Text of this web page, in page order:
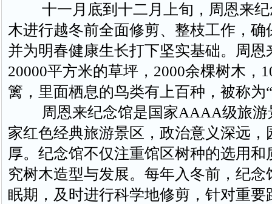
十一月底到十二月上旬，周恩来纪
木进行越冬前全面修剪、整枝工作，确
并为明春健康生长打下坚实基础。周恩
20000平方米的草坪，2000余棵树木，
篱，里面栖息的鸟类有上百种，被称为
周恩来纪念馆是国家AAAA级旅游
家红色经典旅游景区，政治意义深远，
厚。纪念馆不仅注重馆区树种的选用和
究树木造型与发展。每年入冬前，纪念
眠期，及时进行科学地修剪，针对重要